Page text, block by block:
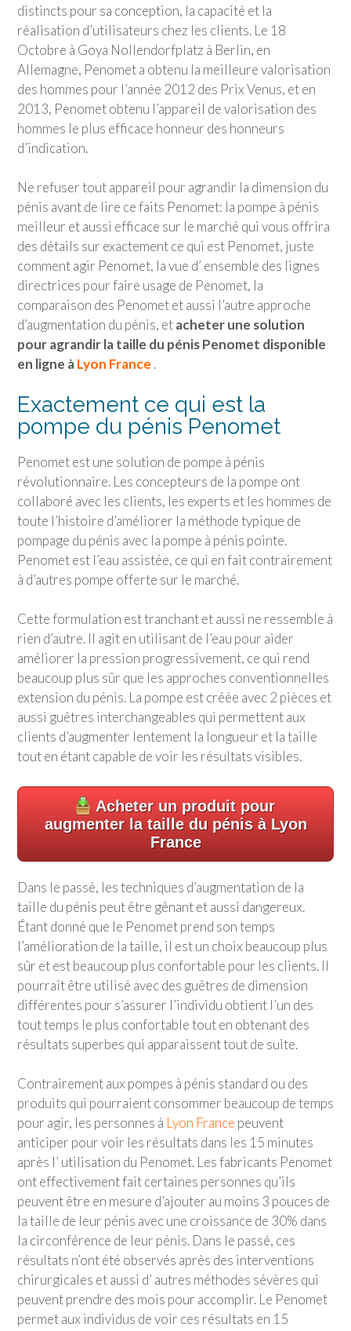
distincts pour sa conception, la capacité et la
réalisation d’utilisateurs chez les clients. Le 18
Octobre à Goya Nollendorfplatz à Berlin, en
Allemagne, Penomet a obtenu la meilleure valorisation
des hommes pour l’année 2012 des Prix Venus, et en
2013, Penomet obtenu l’appareil de valorisation des
hommes le plus efficace honneur des honneurs
d’indication.
Ne refuser tout appareil pour agrandir la dimension du
pénis avant de lire ce faits Penomet: la pompe à pénis
meilleur et aussi efficace sur le marché qui vous offrira
des détails sur exactement ce qui est Penomet, juste
comment agir Penomet, la vue d’ ensemble des lignes
directrices pour faire usage de Penomet, la
comparaison des Penomet et aussi l’autre approche
d’augmentation du pénis, etacheter une solution
pour agrandir la taille du pénis Penomet disponible
en ligne àLyon France .
Exactement ce qui est la
pompe du pénis Penomet
Penomet est une solution de pompe à pénis
révolutionnaire. Les concepteurs de la pompe ont
collaboré avec les clients, les experts et les hommes de
toute l’histoire d’améliorer la méthode typique de
pompage du pénis avec la pompe à pénis pointe.
Penomet est l’eau assistée, ce qui en fait contrairement
à d’autres pompe offerte sur le marché.
Cette formulation est tranchant et aussi ne ressemble à
rien d’autre. Il agit en utilisant de l’eau pour aider
améliorer la pression progressivement, ce qui rend
beaucoup plus sûr que les approches conventionnelles
extension du pénis. La pompe est créée avec 2 pièces et
aussi guêtres interchangeables qui permettent aux
clients d’augmenter lentement la longueur et la taille
tout en étant capable de voir les résultats visibles.
Acheter un produit pour
augmenter la taille du pénis à Lyon
France
Dans le passé, les techniques d’augmentation de la
taille du pénis peut être gênant et aussi dangereux.
Étant donné que le Penomet prend son temps
l’amélioration de la taille, il est un choix beaucoup plus
sûr et est beaucoup plus confortable pour les clients. Il
pourrait être utilisé avec des guêtres de dimension
différentes pour s’assurer l’individu obtient l’un des
tout temps le plus confortable tout en obtenant des
résultats superbes qui apparaissent tout de suite.
Contrairement aux pompes à pénis standard ou des
produits qui pourraient consommer beaucoup de temps
pour agir, les personnes à Lyon France peuvent
anticiper pour voir les résultats dans les 15 minutes
après l’ utilisation du Penomet. Les fabricants Penomet
ont effectivement fait certaines personnes qu’ils
peuvent être en mesure d’ajouter au moins 3 pouces de
la taille de leur pénis avec une croissance de 30% dans
la circonférence de leur pénis. Dans le passé, ces
résultats n’ont été observés après des interventions
chirurgicales et aussi d’ autres méthodes sévères qui
peuvent prendre des mois pour accomplir. Le Penomet
permet aux individus de voir ces résultats en 15